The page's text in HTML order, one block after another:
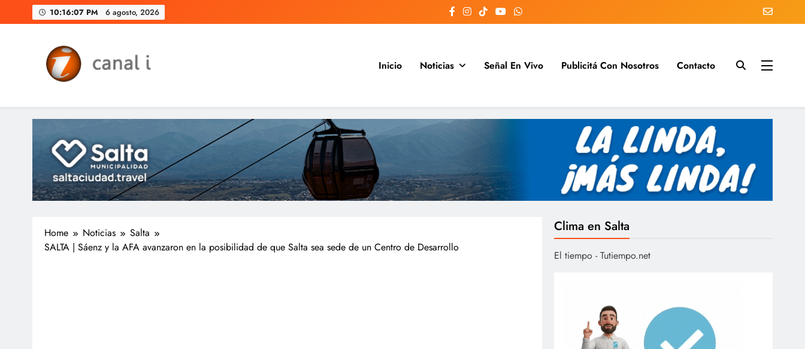
to
10:16:08 PM 6 agosto, 2026
Canal i | Noticias de Salta, Argentina y el mundo, las 24 horas del día
Inicio Noticias Señal En Vivo Publicitá Con Nosotros Contacto
Home Noticias
Salta
SALTA | Sáenz y la AFA avanzaron en la posibilidad de que Salta sea sede de un Centro de Desarrollo
Clima en Salta
El tiempo - Tutiempo.net